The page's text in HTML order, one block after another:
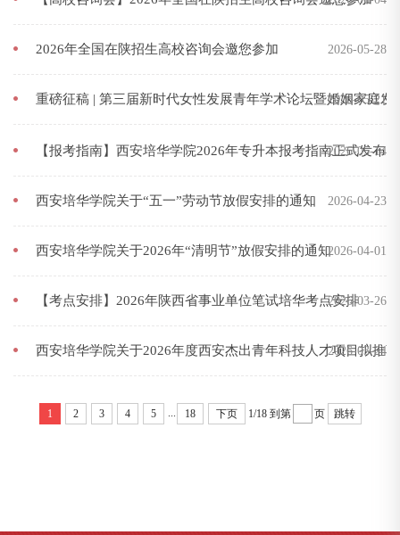
2026年全国在陕招生高校咨询会邀您参加 2026-05-28
重磅征稿 | 第三届新时代女性发展青年学术论坛暨婚姻家庭发
2026-05-21
【报考指南】西安培华学院2026年专升本报考指南正式发布
2026-05-14
西安培华学院关于“五一”劳动节放假安排的通知 2026-04-23
西安培华学院关于2026年“清明节”放假安排的通知2026-04-01
【考点安排】2026年陕西省事业单位笔试培华考点安排2026-03-26
西安培华学院关于2026年度西安杰出青年科技人才项目拟推
2026-03-24
1 2 3 4 5 ... 18 下页 1/18 到第 页 跳转